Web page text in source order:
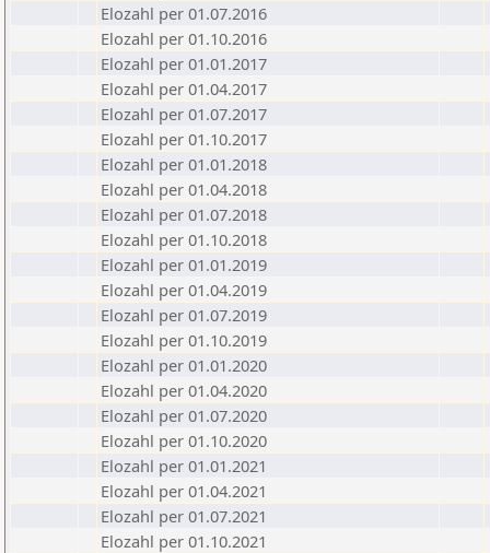
Elozahl per 01.07.2016
Elozahl per 01.10.2016
Elozahl per 01.01.2017
Elozahl per 01.04.2017
Elozahl per 01.07.2017
Elozahl per 01.10.2017
Elozahl per 01.01.2018
Elozahl per 01.04.2018
Elozahl per 01.07.2018
Elozahl per 01.10.2018
Elozahl per 01.01.2019
Elozahl per 01.04.2019
Elozahl per 01.07.2019
Elozahl per 01.10.2019
Elozahl per 01.01.2020
Elozahl per 01.04.2020
Elozahl per 01.07.2020
Elozahl per 01.10.2020
Elozahl per 01.01.2021
Elozahl per 01.04.2021
Elozahl per 01.07.2021
Elozahl per 01.10.2021